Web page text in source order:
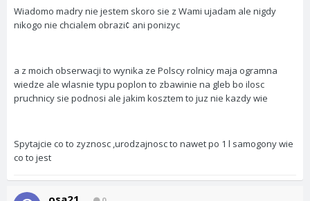
Wiadomo madry nie jestem skoro sie z Wami ujadam ale nigdy
nikogo nie chcialem obrazi¢ ani ponizyc
a z moich obserwacji to wynika ze Polscy rolnicy maja ogramna
wiedze ale wlasnie typu poplon to zbawinie na gleb bo ilosc
pruchnicy sie podnosi ale jakim kosztem to juz nie kazdy wie
Spytajcie co to zyznosc ,urodzajnosc to nawet po 1 l samogony wie
co to jest